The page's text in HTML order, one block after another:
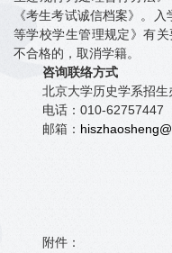
《考生考试诚信档案》。
等学校学生管理规定》有
不合格的，取消学籍。
咨询联络方式
北京大学历史学系招生
电话：010-62757447
邮箱：
附件：